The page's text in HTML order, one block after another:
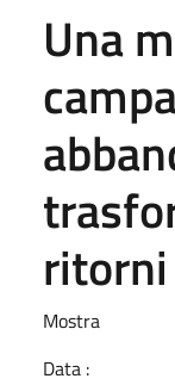
Una
ritorni
Mostra
Data :